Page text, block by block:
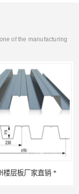
of the manufacturing